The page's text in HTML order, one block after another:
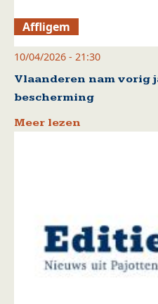
Affligem
10/04/2026 - 21:30
Vlaanderen nam vorig
bescherming
Meer lezen